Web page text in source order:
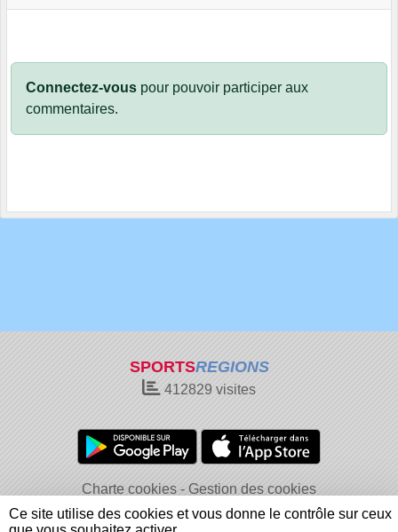
Connectez-vous pour pouvoir participer aux
commentaires.
SPORTSREGIONS
412829 visites
Charte cookies
Gestion des cookies
Informations légales
Signaler un contenu inapproprié
Ce site utilise des cookies et vous donne le contrôle sur ceux